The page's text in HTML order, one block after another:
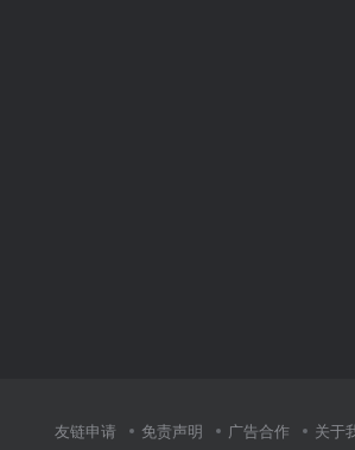
友链申请 免责声明 广告合作 关于